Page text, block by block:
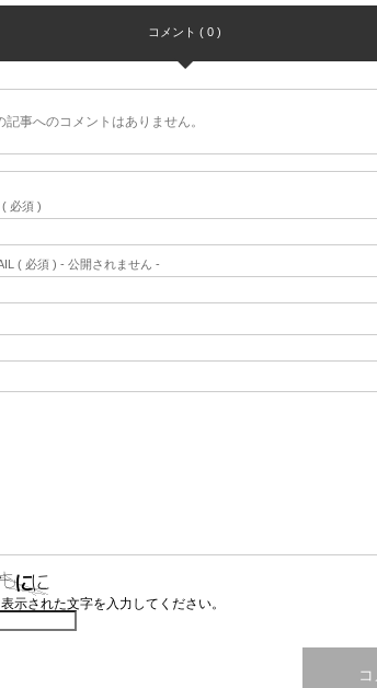
コメント ( 0 )
記事へのコメントはありません。
必須 )
( 必須 ) - 公開されません -
表示された文字を入力してください。